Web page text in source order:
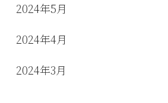
2024年5月
2024年4月
2024年3月